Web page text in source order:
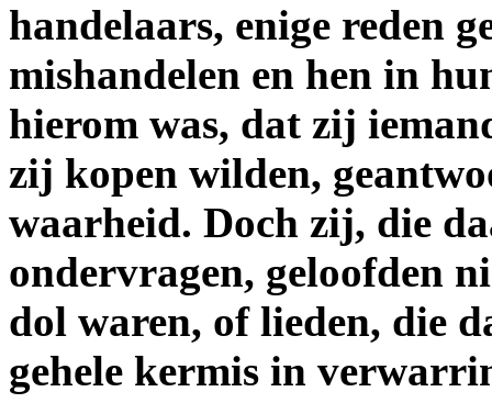
handelaars, enige reden
mishandelen en hen in
hierom was, dat zij
zij kopen wilden,
waarheid. Doch zij, die
ondervragen, geloofden
dol waren, of lieden, die
gehele kermis in